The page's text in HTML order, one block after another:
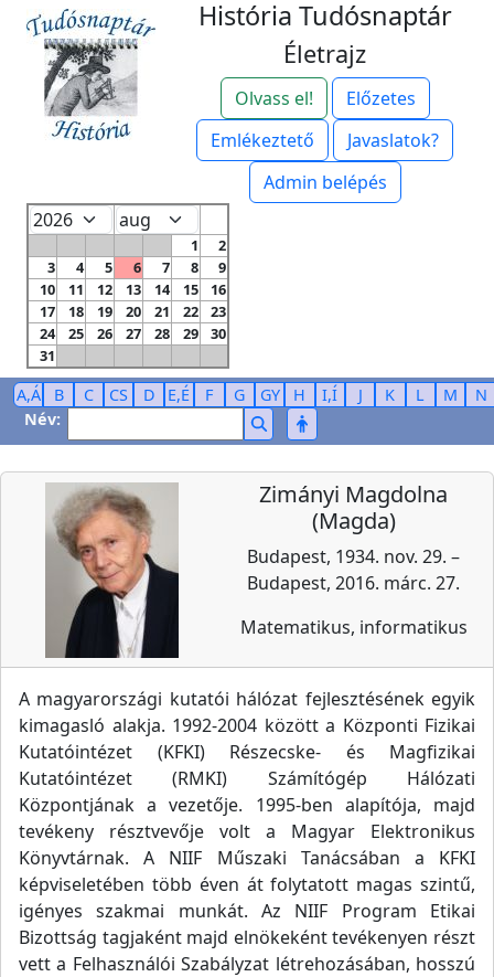
História Tudósnaptár
Életrajz
Olvass el!
Előzetes
Emlékeztető
Javaslatok?
Admin belépés
1
2
3
4 5 6 7 8
9
10
11 12 13 14 15
16
17
18 19 20 21 22
23
24
25 26 27 28 29
30
31
A,Á B C CS D E,É F G GY H I,Í J K L M
N
Név:
Zimányi Magdolna
(Magda)
Budapest, 1934. nov. 29. –
Budapest, 2016. márc. 27.
Matematikus, informatikus
A magyarországi kutatói hálózat fejlesztésének egyik
kimagasló alakja. 1992-2004 között a Központi Fizikai
Kutatóintézet (KFKI) Részecske- és Magfizikai
Kutatóintézet (RMKI) Számítógép Hálózati
Központjának a vezetője. 1995-ben alapítója, majd
tevékeny résztvevője volt a Magyar Elektronikus
Könyvtárnak. A NIIF Műszaki Tanácsában a KFKI
képviseletében több éven át folytatott magas szintű,
igényes szakmai munkát. Az NIIF Program Etikai
Bizottság tagjaként majd elnökeként tevékenyen részt
vett a Felhasználói Szabályzat létrehozásában, hosszú